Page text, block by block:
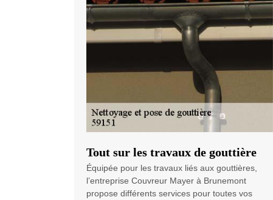
Tout sur les travaux de gouttière
Équipée pour les travaux liés aux gouttières,
l’entreprise Couvreur Mayer à Brunemont
propose différents services pour toutes vos